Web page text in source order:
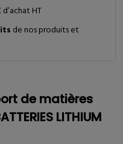
de matières
LITHIUM
HT
de nos produits et